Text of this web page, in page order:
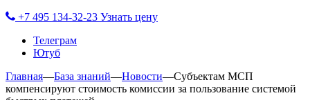
+7 495 134-32-23 Узнать цену
Телеграм
Ютуб
Главная—База знаний—Новости—Субъектам МСП
компенсируют стоимость комиссии за пользование системой